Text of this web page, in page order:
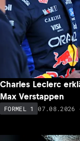
Charles Leclerc
Max Verstappen
FORMEL 1 07.08.2026